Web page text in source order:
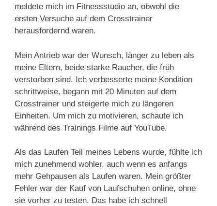
meldete mich im Fitnessstudio an, obwohl die
ersten Versuche auf dem Crosstrainer
herausfordernd waren.
Mein Antrieb war der Wunsch, länger zu leben als
meine Eltern, beide starke Raucher, die früh
verstorben sind. Ich verbesserte meine Kondition
schrittweise, begann mit 20 Minuten auf dem
Crosstrainer und steigerte mich zu längeren
Einheiten. Um mich zu motivieren, schaute ich
während des Trainings Filme auf YouTube.
Als das Laufen Teil meines Lebens wurde, fühlte ich
mich zunehmend wohler, auch wenn es anfangs
mehr Gehpausen als Laufen waren. Mein größter
Fehler war der Kauf von Laufschuhen online, ohne
sie vorher zu testen. Das habe ich schnell